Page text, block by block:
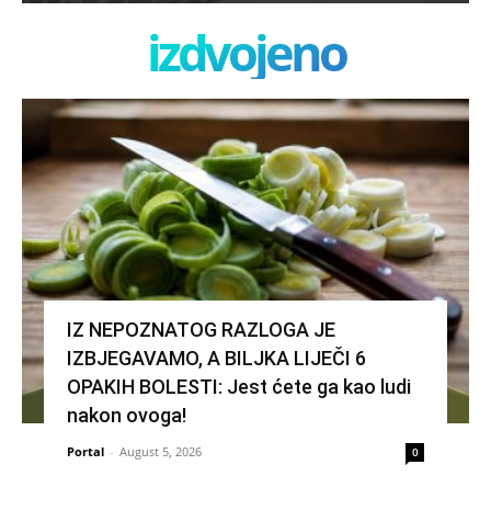
izdvojeno
IZ NEPOZNATOG RAZLOGA JE
IZBJEGAVAMO, A BILJKA LIJEČI 6
OPAKIH BOLESTI: Jest ćete ga kao ludi
nakon ovoga!
Portal - August 5, 2026 0